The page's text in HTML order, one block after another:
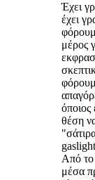
Έχει
έχει
μέρος
όποιος
θέση
Από το
μέσα